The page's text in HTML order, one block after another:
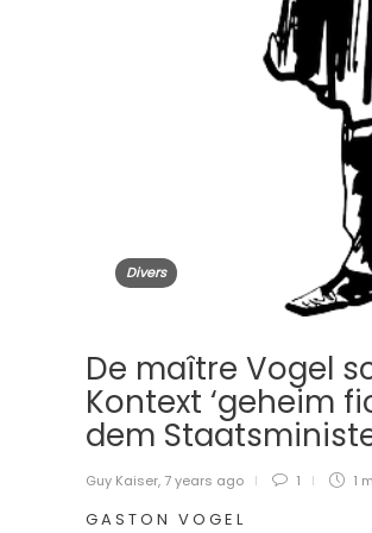
Divers
De maître Vogel
Kontext ‘geheim
dem
Guy Kaiser, 7 years ago 1 1
G A S T O N V O G E